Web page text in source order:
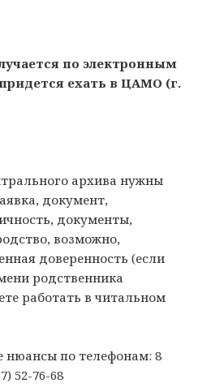
по электронным
ехать в ЦАМО (г.
архива нужны
документ,
документы,
возможно,
доверенность (если
родственника
работать в читальном
нюансы по телефонам: 8
52-76-68